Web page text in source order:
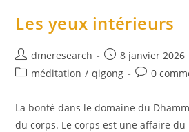
Les yeux intérieurs
Auteur/autrice
de
dmeresearch
Publication
publiée :
8 janvier 2026
Postméditation / qigong
la
0
La bonté dans le domaine du
du corps. Le corps est une affaire